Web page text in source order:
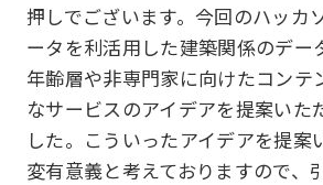
押しでございます。今回のハッカ
ータを利活用した建築関係のデー
年齢層や非専門家に向けたコンテ
なサービスのアイデアを提案いた
した。こういったアイデアを提案
変有意義と考えておりますので、